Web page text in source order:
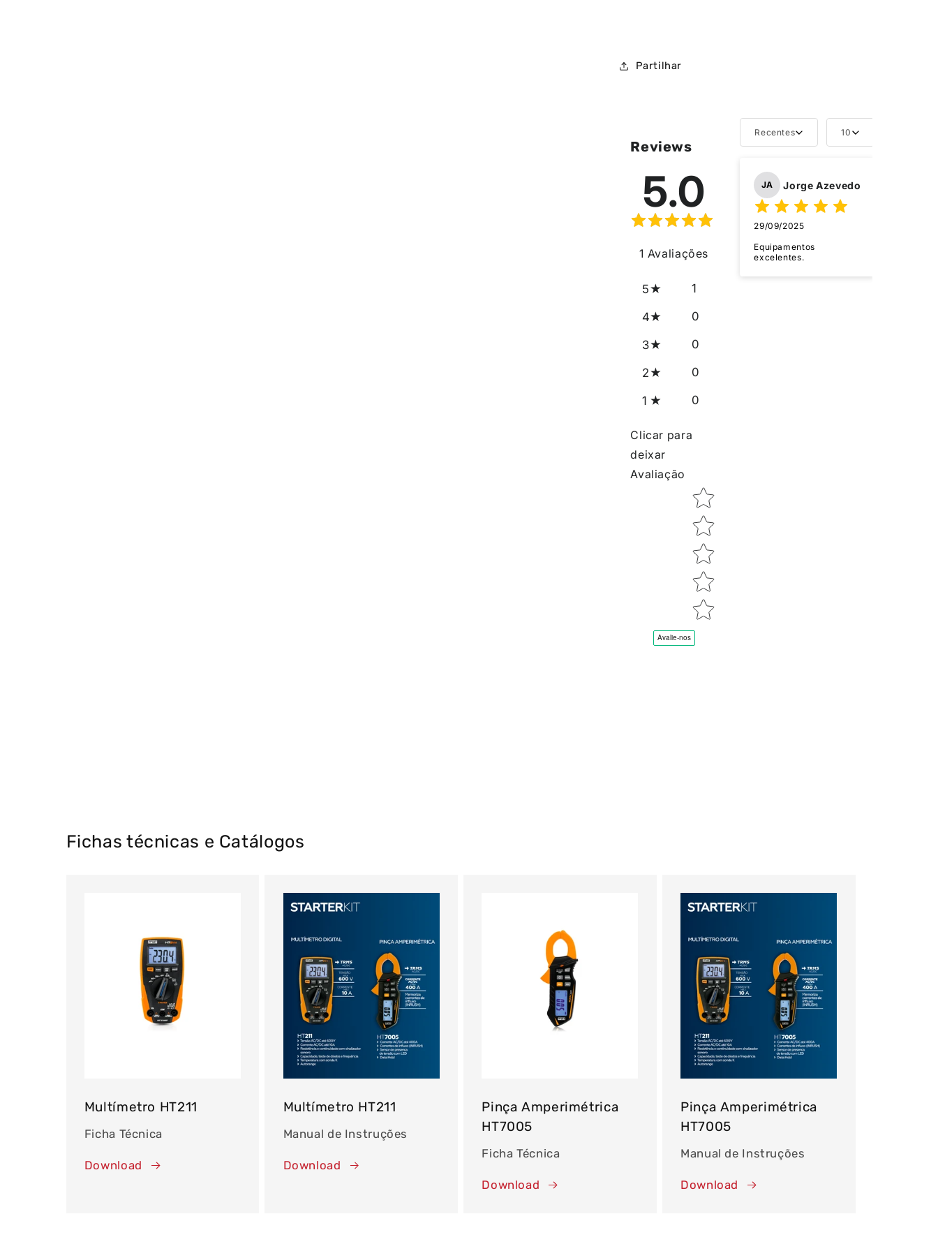
Partilhar
Reviews
5.0
1 Avaliações
5 1
4 0
3 0
2 0
1 0
Clicar para
deixar
Avaliação
Star rating
Recentes 10
JA Jorge Azevedo
29/09/2025
Equipamentos
excelentes.
Fichas técnicas e Catálogos
Multímetro HT211
Ficha Técnica
Download
Multímetro HT211
Manual de Instruções
Download
Pinça Amperimétrica
HT7005
Ficha Técnica
Download
Pinça Amperimétrica
HT7005
Manual de Instruções
Download